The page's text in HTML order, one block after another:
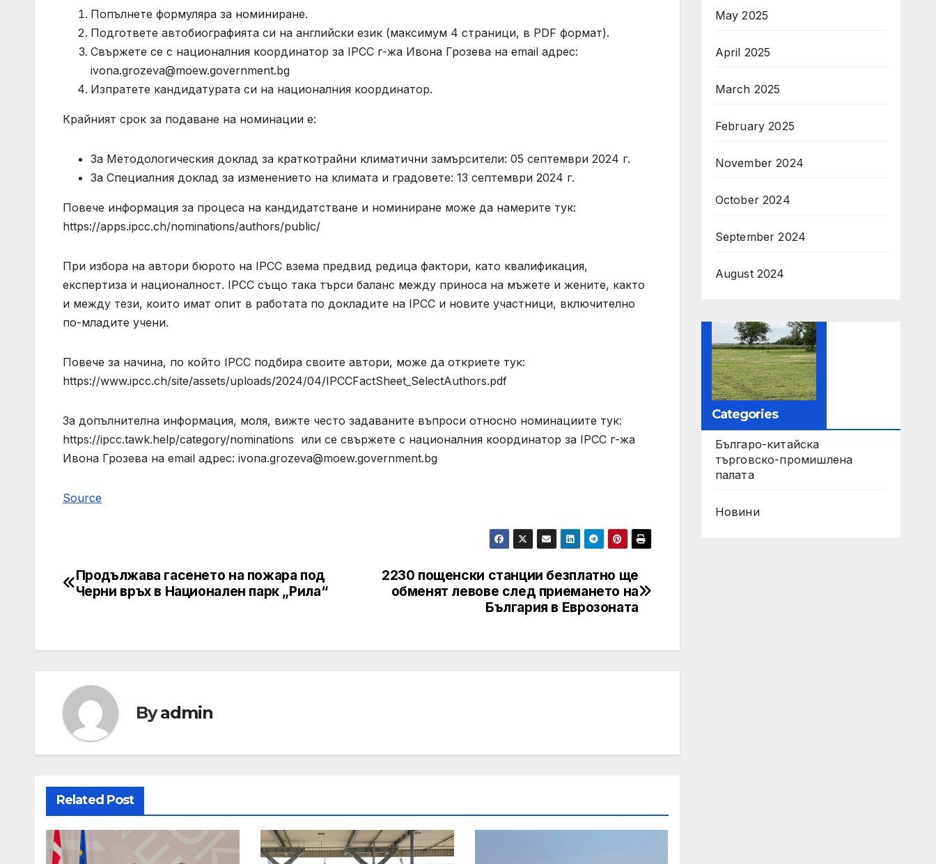
Попълнете формуляра за номиниране.
Подгответе автобиографията си на английски език (максимум 4 страници, в PDF формат).
Свържете се с националния координатор за IPCC г-жа Ивона Грозева на email адрес:
ivona.grozeva@moew.government.bg
Изпратете кандидатурата си на националния координатор.
Крайният срок за подаване на номинации е:
За Методологическия доклад за краткотрайни климатични замърсители: 05 септември 2024 г.
За Специалния доклад за изменението на климата и градовете: 13 септември 2024 г.
Повече информация за процеса на кандидатстване и номиниране може да намерите тук:
https://apps.ipcc.ch/nominations/authors/public/
При избора на автори бюрото на IPCC взема предвид редица фактори, като квалификация,
експертиза и националност. IPCC също така търси баланс между приноса на мъжете и жените, както
и между тези, които имат опит в работата по докладите на IPCC и новите участници, включително
по-младите учени.
Повече за начина, по който IPCC подбира своите автори, може да откриете тук:
https://www.ipcc.ch/site/assets/uploads/2024/04/IPCCFactSheet_SelectAuthors.pdf
За допълнителна информация, моля, вижте често задаваните въпроси относно номинациите тук:
https://ipcc.tawk.help/category/nominations или се свържете с националния координатор за IPCC г-жа
Ивона Грозева на email адрес: ivona.grozeva@moew.government.bg
Source
Post
2230 пощенски станции безплатно ще
обменят левове след приемането на
България в Еврозоната
Продължава гасенето на пожара под
Черни връх в Национален парк „Рила“
Byadmin
Related Post
May 2025
April 2025
March 2025
February 2025
November 2024
October 2024
September 2024
August 2024
Categories
Българо-китайска
търговско-промишлена
палата
Новини